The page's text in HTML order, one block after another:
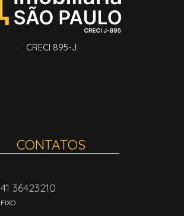
CRECI 895-J
CONTATOS
41 36423210
FIXO